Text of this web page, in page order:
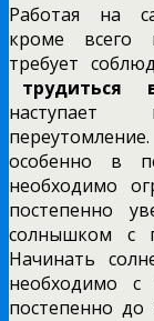
Работая на
кроме всего
требует
наступает
особенно в
необходимо
постепенно
солнышком с
Начинать
необходимо
постепенно до